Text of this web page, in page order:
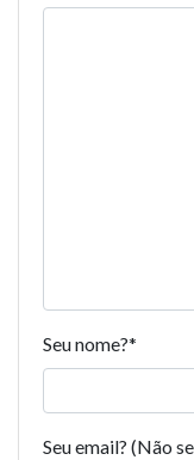
Seu nome?*
Seu email? (Não